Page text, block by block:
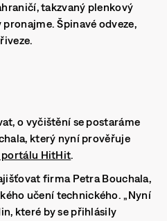
takzvaný plenkový
Špinavé odveze,
o vyčištění se postaráme
který nyní prověřuje
portálu HitHit.
firma Petra Bouchala,
učení technického. „Nyní
které by se přihlásily